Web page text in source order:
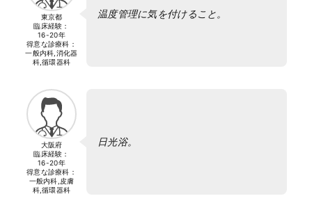
東京都
臨床経験：
16-20年
得意な診療科：
一般内科,消化器
科,循環器科
温度管理に気を付けること。
大阪府
臨床経験：
16-20年
得意な診療科：
一般内科,皮膚
科,循環器科
日光浴。